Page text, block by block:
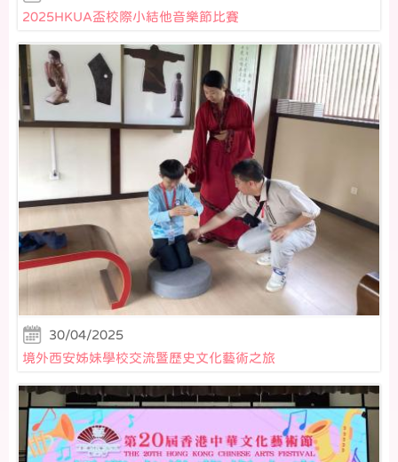
2025HKUA盃校際小結他音樂節比賽
30/04/2025
境外西安姊妹學校交流暨歷史文化藝術之旅